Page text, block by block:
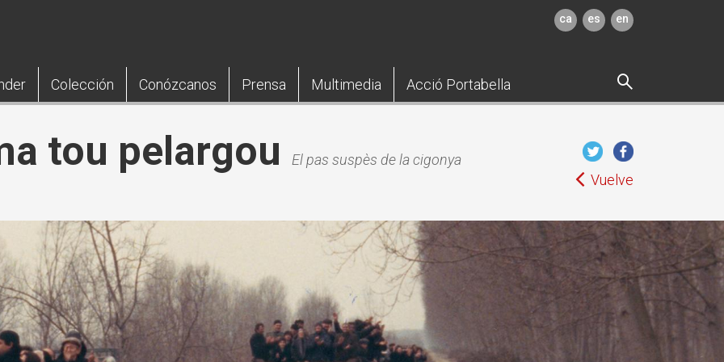
ca es en
Colección Conózcanos Prensa Multimedia Acció Portabella
tou pelargou
El pas suspès de la cigonya
Vuelve